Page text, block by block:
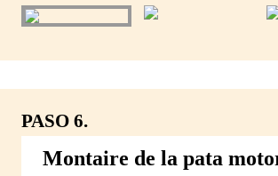
PASO 6.
Montaire de la pata